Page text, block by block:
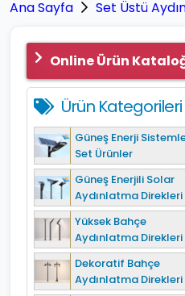
Ana Sayfa Set Üstü
Online Ürün
Ürün Kategorileri
Güneş Enerji
Set Ürünler
Güneş Enerjili Solar
Aydınlatma Direkleri
Yüksek Bahçe
Aydınlatma Direkleri
Dekoratif Bahçe
Aydınlatma Direkleri